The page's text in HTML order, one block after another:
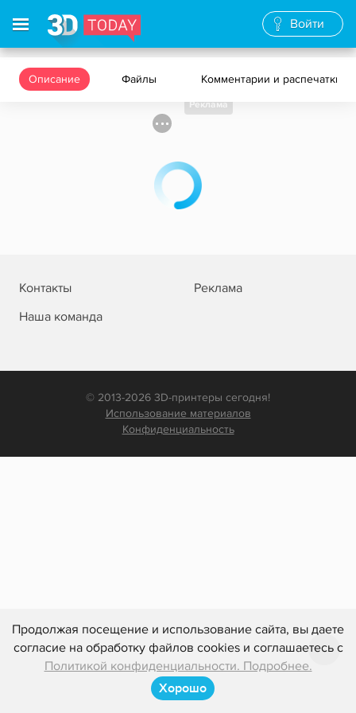
Продолжая посещение и использование сайта, вы даете
согласие на обработку файлов cookies и соглашаетесь с
Политикой конфиденциальности. Подробнее.
Хорошо
Войти
Описание Файлы Комментарии и распечатки
Реклама
Контакты
Реклама
Наша команда
© 2013-2026 3D-принтеры сегодня!
Использование материалов
Конфиденциальность